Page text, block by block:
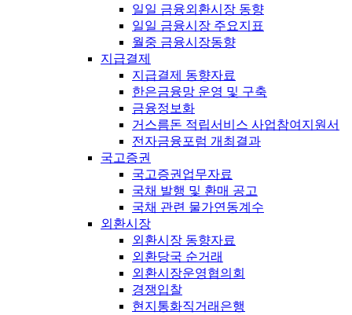
일일 금융외환시장 동향
일일 금융시장 주요지표
월중 금융시장동향
지급결제
지급결제 동향자료
한은금융망 운영 및 구축
금융정보화
거스름돈 적립서비스 사업참여지원서
전자금융포럼 개최결과
국고증권
국고증권업무자료
국채 발행 및 환매 공고
국채 관련 물가연동계수
외환시장
외환시장 동향자료
외환당국 순거래
외환시장운영협의회
경쟁입찰
현지통화직거래은행